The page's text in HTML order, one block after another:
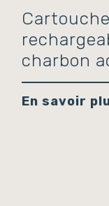
charbon
En savoir